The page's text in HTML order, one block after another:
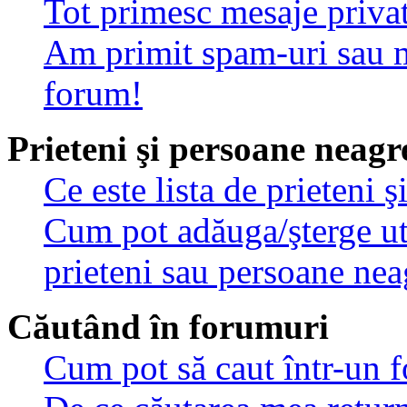
Tot primesc mesaje
Am primit spam-uri sau
forum!
Prieteni şi persoane
Ce este lista de prieteni
Cum pot adăuga/şterge
prieteni sau persoane
Căutând în forumuri
Cum pot să caut într-un